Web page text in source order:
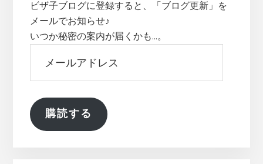
ビザ子ブログに登録すると、「ブログ更新」を
メールでお知らせ♪
いつか秘密の案内が届くかも…。
ル
ド
レ
購読する